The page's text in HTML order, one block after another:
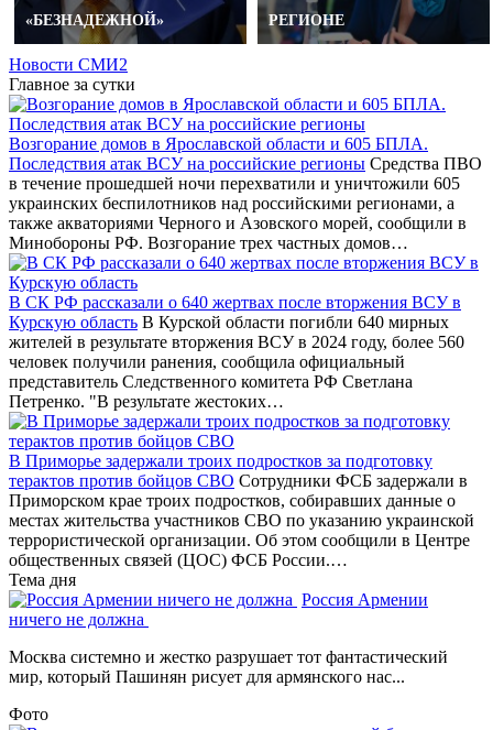
«БЕЗНАДЕЖНОЙ»
РЕГИОНЕ
Новости СМИ2
Главное за сутки
Возгорание домов в Ярославской области и 605 БПЛА.
Последствия атак ВСУ на российские регионы Средства ПВО
в течение прошедшей ночи перехватили и уничтожили 605
украинских беспилотников над российскими регионами, а
также акваториями Черного и Азовского морей, сообщили в
Минобороны РФ. Возгорание трех частных домов…
В СК РФ рассказали о 640 жертвах после вторжения ВСУ в
Курскую область В Курской области погибли 640 мирных
жителей в результате вторжения ВСУ в 2024 году, более 560
человек получили ранения, сообщила официальный
представитель Следственного комитета РФ Светлана
Петренко. "В результате жестоких…
В Приморье задержали троих подростков за подготовку
терактов против бойцов СВО Сотрудники ФСБ задержали в
Приморском крае троих подростков, собиравших данные о
местах жительства участников СВО по указанию украинской
террористической организации. Об этом сообщили в Центре
общественных связей (ЦОС) ФСБ России.…
Тема дня
Россия Армении
ничего не должна
Москва системно и жестко разрушает тот фантастический
мир, который Пашинян рисует для армянского нас...
Фото